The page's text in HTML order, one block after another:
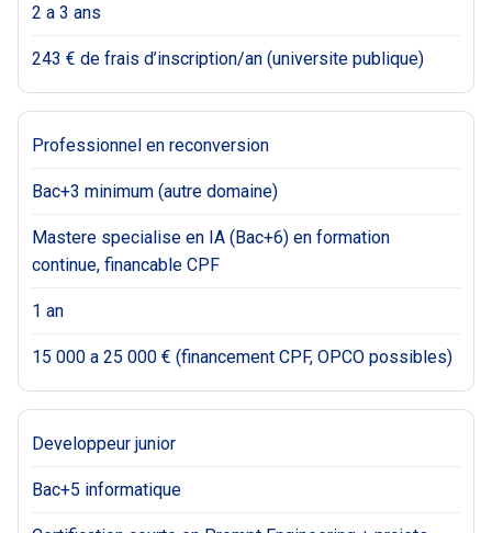
2 a 3 ans
243 € de frais d’inscription/an (universite publique)
Professionnel en reconversion
Bac+3 minimum (autre domaine)
Mastere specialise en IA (Bac+6) en formation
continue, financable CPF
1 an
15 000 a 25 000 € (financement CPF, OPCO possibles)
Developpeur junior
Bac+5 informatique